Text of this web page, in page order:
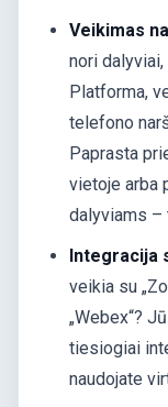
Veikimas
nori
Platforma,
telefono
Paprasta
vietoje arba
dalyviams –
Integracija
veikia su
„Webex“?
tiesiogiai
naudojate